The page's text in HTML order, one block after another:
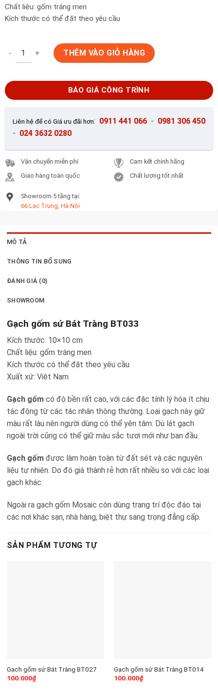
Chất liệu: gốm tráng men
Kích thước có thể đặt theo yêu cầu
Gạch gốm sứ Bát Tràng BT033 số lượng
THÊM VÀO GIỎ HÀNG
BÁO GIÁ CÔNG TRÌNH
Liên hệ để có Giá ưu đãi hơn: 0911 441 066 - 0981 306 450
- 024 3632 0280
Vận chuyển miễn phí
Giao hàng toàn quốc
Cam kết chính hãng
Chất lượng tốt nhất
Showroom 5 tầng tại:
66 Lạc Trung, Hà Nội
MÔ TẢ
THÔNG TIN BỔ SUNG
ĐÁNH GIÁ (0)
SHOWROOM
Gạch gốm sứ Bát Tràng BT033
Kích thước: 10×10 cm
Chất liệu: gốm tráng men
Kích thước có thể đặt theo yêu cầu
Xuất xứ: Việt Nam
Gạch gốm có độ bền rất cao, với các đặc tính lý hóa ít chịu
tác động từ các tác nhân thông thường. Loại gạch này giữ
màu rất lâu nên người dùng có thể yên tâm. Dù lát gạch
ngoài trời cũng có thể giữ màu sắc tươi mới như ban đầu.
Gạch gốm được làm hoàn toàn từ đất sét và các nguyên
liệu tự nhiên. Do đó giá thành rẻ hơn rất nhiều so với các loại
gạch khác.
Ngoài ra gạch gốm Mosaic còn dùng trang trí độc đáo tại
các nơi khác sạn, nhà hàng, biệt thự sang trọng đẳng cấp.
SẢN PHẨM TƯƠNG TỰ
Gạch gốm sứ Bát Tràng BT027
100.000₫
Gạch gốm sứ Bát Tràng BT014
100.000₫